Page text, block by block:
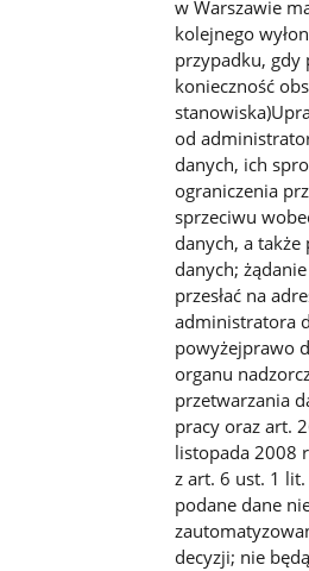
w Warszawie
kolejnego
przypadku, gdy
konieczność
od
danych, ich
ograniczenia
sprzeciwu
danych, a
danych;
przesłać na
administratora
powyżejprawo
organu
przetwarzania
pracy oraz art.
listopada 2008
z art. 6 ust. 1
podane dane
decyzji; nie